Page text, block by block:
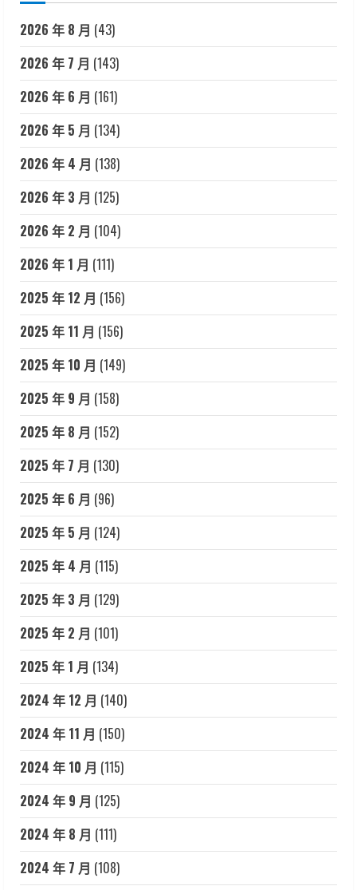
2026 年 8 月 (43)
2026 年 7 月 (143)
2026 年 6 月 (161)
2026 年 5 月 (134)
2026 年 4 月 (138)
2026 年 3 月 (125)
2026 年 2 月 (104)
2026 年 1 月 (111)
2025 年 12 月 (156)
2025 年 11 月 (156)
2025 年 10 月 (149)
2025 年 9 月 (158)
2025 年 8 月 (152)
2025 年 7 月 (130)
2025 年 6 月 (96)
2025 年 5 月 (124)
2025 年 4 月 (115)
2025 年 3 月 (129)
2025 年 2 月 (101)
2025 年 1 月 (134)
2024 年 12 月 (140)
2024 年 11 月 (150)
2024 年 10 月 (115)
2024 年 9 月 (125)
2024 年 8 月 (111)
2024 年 7 月 (108)